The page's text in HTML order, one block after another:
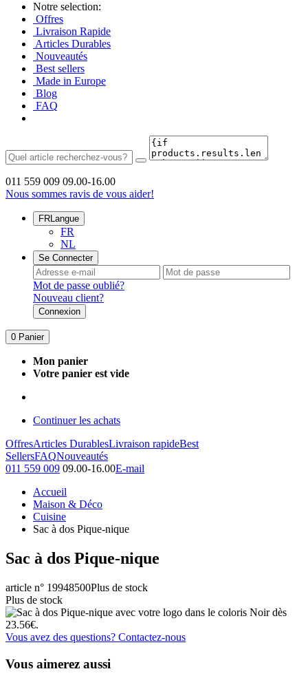
Notre selection:
Offres
Livraison Rapide
Articles Durables
Nouveautés
Best sellers
Made in Europe
Blog
FAQ
011 559 009 09.00-16.00
Nous sommes ravis de vous aider!
FRLangue
FR
NL
Se Connecter
Mot de passe oublié?
Nouveau client?
Connexion
0 Panier
Mon panier
Votre panier est vide
Continuer les achats
OffresArticles DurablesLivraison rapideBest
SellersFAQNouveautés
011 559 009 09.00-16.00E-mail
Accueil
Maison & Déco
Cuisine
Sac à dos Pique-nique
Sac à dos Pique-nique
article n° 19948500Plus de stock
Plus de stock
Vous avez des questions? Contactez-nous
Vous aimerez aussi